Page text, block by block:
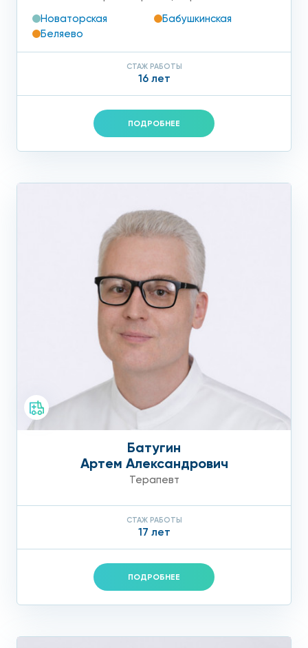
Новаторская
Бабушкинская
Беляево
СТАЖ РАБОТЫ
16 лет
ПОДРОБНЕЕ
Батугин
Артем Александрович
Терапевт
СТАЖ РАБОТЫ
17 лет
ПОДРОБНЕЕ